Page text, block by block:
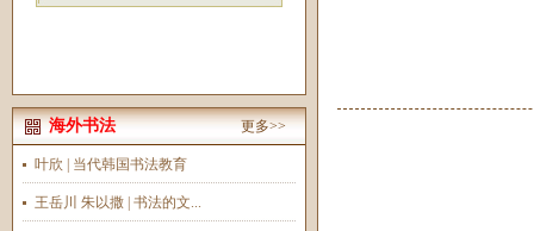
海外书法 更多>>
叶欣 | 当代韩国书法教育
王岳川 朱以撒 | 书法的文...